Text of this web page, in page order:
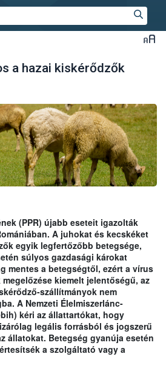
a hazai kiskérődzők
(PPR) újabb eseteit igazolták
A juhokat és kecskéket
egyik legfertőzőbb betegsége,
súlyos gazdasági károkat
mentes a betegségtől, ezért a vírus
kiemelt jelentőségű, az
szállítmányok nem
A Nemzeti Élelmiszerlánc-
kéri az állattartókat, hogy
legális forrásból és jogszerű
állatokat. Betegség gyanúja esetén
a szolgáltató vagy a